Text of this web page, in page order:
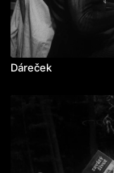
Dáreček